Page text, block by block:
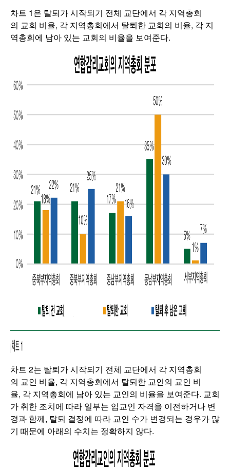
차트 1은 탈퇴가 시작되기 전체 교단에서 각 지역총회
의 교회 비율, 각 지역총회에서 탈퇴한 교회의 비율, 각 지
역총회에 남아 있는 교회의 비율을 보여준다.
차트 2는 탈퇴가 시작되기 전체 교단에서 각 지역총회
의 교인 비율, 각 지역총회에서 탈퇴한 교인의 교인 비
율, 각 지역총회에 남아 있는 교인의 비율을 보여준다. 교회
가 취한 조치에 따라 일부는 입교인 자격을 이전하거나 변
경과 함께, 탈퇴 결정에 따라 교인 수가 변경되는 경우가 많
기 때문에 아래의 수치는 정확하지 않다.